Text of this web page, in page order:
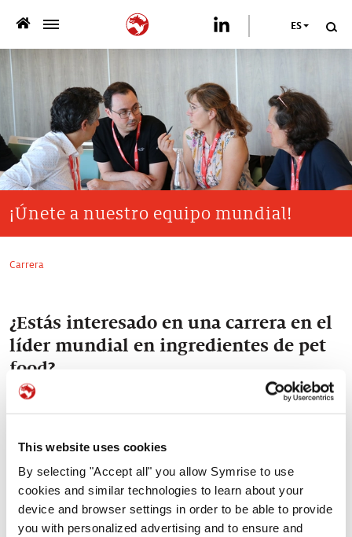
This website uses cookies
By selecting "Accept all" you allow Symrise to use
cookies and similar technologies to learn about your
device and browser settings in order to be able to provide
you with personalized advertising and to ensure and
NUESTRA OFERTA >
SOSTENIBILIDAD
PRENSA >
CONTÁCTANOS
Palatabilidad del pet food
>
ES
¡Únete a nuestro equipo mundial!
Carrera
¿Estás interesado en una carrera en el
líder mundial en ingredientes de pet
food?
Si deseas obtener más información sobre un
la barra de búsqueda para obtener resultados
relevantes. O elije ver todas nuestras
oportunidades profesionales actuales.